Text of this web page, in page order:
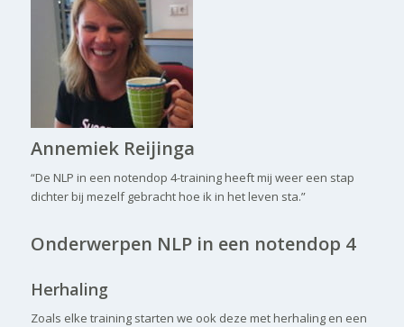
Annemiek Reijinga
“De NLP in een notendop 4-training heeft mij weer een stap
dichter bij mezelf gebracht hoe ik in het leven sta.”
Onderwerpen NLP in een notendop 4
Herhaling
Zoals elke training starten we ook deze met herhaling en een